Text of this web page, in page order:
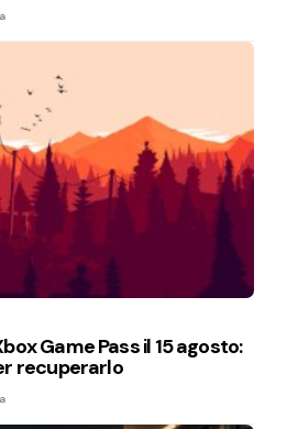
Game Pass il 15 agosto:
recuperarlo